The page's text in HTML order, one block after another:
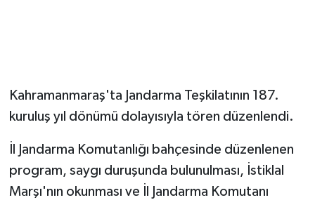
Kahramanmaraş'ta Jandarma Teşkilatının 187.
kuruluş yıl dönümü dolayısıyla tören düzenlendi.
İl Jandarma Komutanlığı bahçesinde düzenlenen
program, saygı duruşunda bulunulması, İstiklal
Marşı'nın okunması ve İl Jandarma Komutanı